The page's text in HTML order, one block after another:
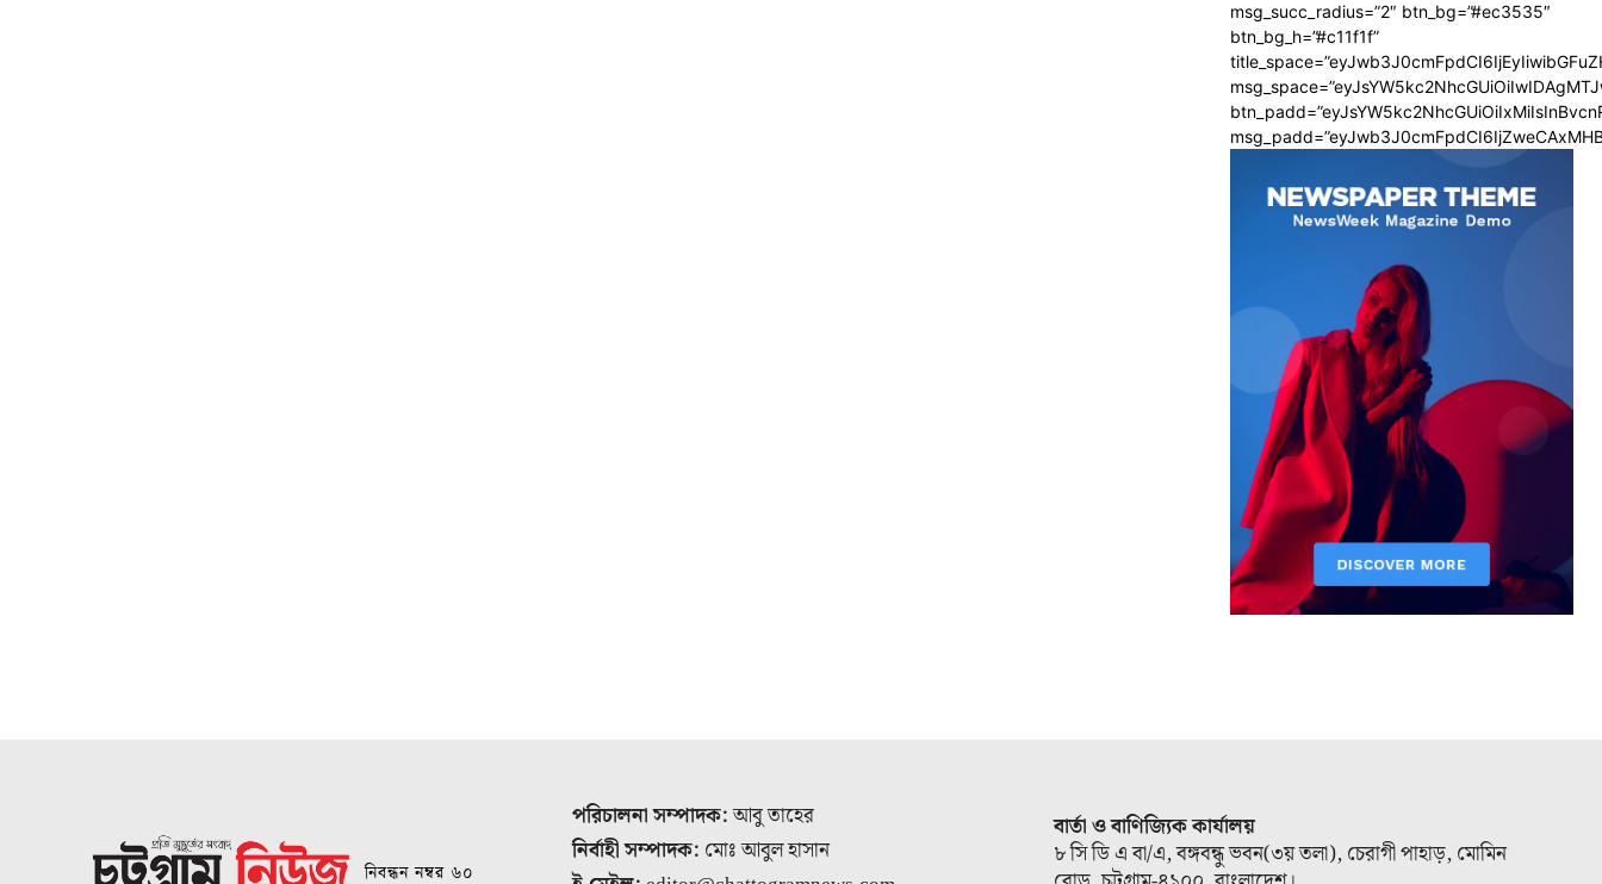
msg_succ_radius=”2″ btn_bg=”#ec3535″
btn_bg_h=”#c11f1f”
নিবন্ধন নম্বর ৬০
পরিচালনা সম্পাদক:আবু তাহের
নির্বাহী সম্পাদক: মোঃ আবুল হাসান
বার্তা ও বাণিজ্যিক কার্যালয়
৮ সি ডি এ বা/এ, বঙ্গবন্ধু ভবন(৩য় তলা), চেরাগী পাহাড়, মোমিন